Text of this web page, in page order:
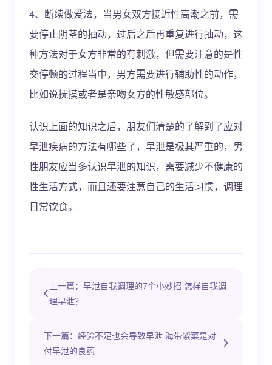
4、断续做爱法，当男女双方接近性高潮之前，需
要停止阴茎的抽动，过后之后再重复进行抽动，这
种方法对于女方非常的有刺激，但需要注意的是性
交停顿的过程当中，男方需要进行辅助性的动作，
比如说抚摸或者是亲吻女方的性敏感部位。
认识上面的知识之后，朋友们清楚的了解到了应对
早泄疾病的方法有哪些了，早泄是极其严重的，男
性朋友应当多认识早泄的知识，需要减少不健康的
性生活方式，而且还要注意自己的生活习惯，调理
日常饮食。
上一篇：早泄自我调理的7个小妙招 怎样自我调
理早泄？
下一篇：经验不足也会导致早泄 海带紫菜是对
付早泄的良药